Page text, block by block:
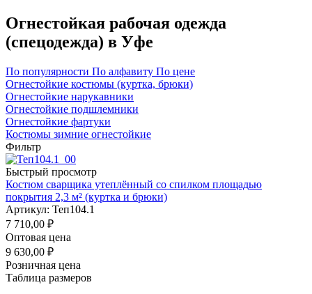
Огнестойкая рабочая одежда
(спецодежда) в Уфе
По популярности По алфавиту По цене
Огнестойкие костюмы (куртка, брюки)
Огнестойкие нарукавники
Огнестойкие подшлемники
Огнестойкие фартуки
Костюмы зимние огнестойкие
Фильтр
Быстрый просмотр
Костюм сварщика утеплённый со спилком площадью
покрытия 2,3 м² (куртка и брюки)
Артикул: Теп104.1
7 710,00 ₽
Оптовая цена
9 630,00 ₽
Розничная цена
Таблица размеров